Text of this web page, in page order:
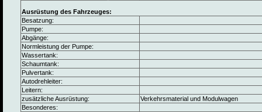
Ausrüstung des Fahrzeuges:
Besatzung:
Pumpe:
Abgänge:
Normleistung der Pumpe:
Wassertank:
Schaumtank:
Pulvertank:
Autodrehleiter:
Leitern:
zusätzliche Ausrüstung:
Verkehrsmaterial und Modulwagen
Besonderes: